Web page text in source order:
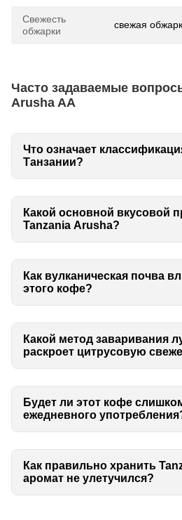
Свежесть
обжарки
свежая
Часто задаваемые
Arusha AA
Что означает
Танзании?
Какой основной вкусовой
Tanzania Arusha?
Как вулканическая почва
этого кофе?
Какой метод заваривания
раскроет цитрусовую
Будет ли этот кофе
ежедневного
Как правильно хранить
аромат не улетучился?